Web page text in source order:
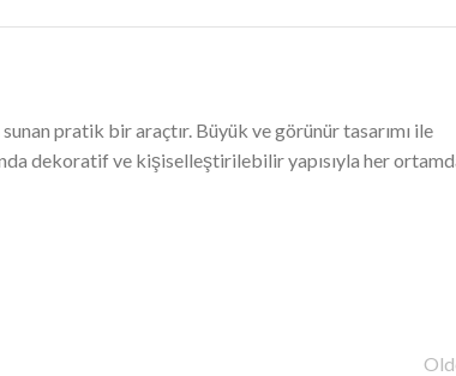
pratik bir araçtır. Büyük ve görünür tasarımı ile
dekoratif ve kişiselleştirilebilir yapısıyla her